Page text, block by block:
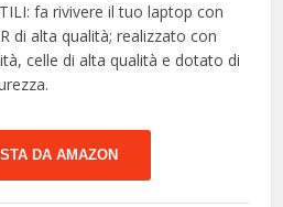
fa rivivere il tuo laptop con
di alta qualità; realizzato con
celle di alta qualità e dotato di
DA AMAZON